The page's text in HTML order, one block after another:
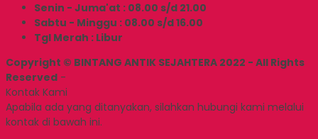
Senin - Juma'at : 08.00 s/d 21.00
Sabtu - Minggu : 08.00 s/d 16.00
Tgl Merah : Libur
Copyright © BINTANG ANTIK SEJAHTERA 2022 - All Rights
Reserved -
Kontak Kami
Apabila ada yang ditanyakan, silahkan hubungi kami melalui
kontak di bawah ini.